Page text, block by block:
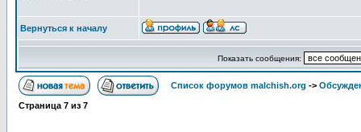
Вернуться к началу
Показать сообщения:
Список форумов malchish.org ->
Страница 7 из 7